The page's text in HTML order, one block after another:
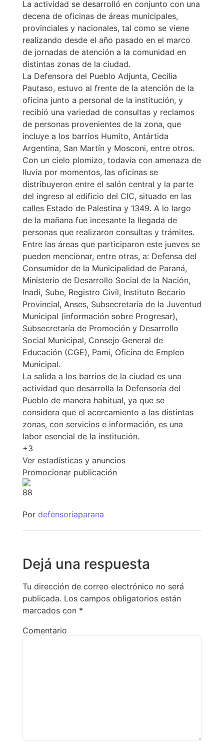
La actividad se desarrolló en conjunto con una
decena de oficinas de áreas municipales,
provinciales y nacionales, tal como se viene
realizando desde el año pasado en el marco
de jornadas de atención a la comunidad en
distintas zonas de la ciudad.
La Defensora del Pueblo Adjunta, Cecilia
Pautaso, estuvo al frente de la atención de la
oficina junto a personal de la institución, y
recibió una variedad de consultas y reclamos
de personas provenientes de la zona, que
incluye a los barrios Humito, Antártida
Argentina, San Martín y Mosconi, entre otros.
Con un cielo plomizo, todavía con amenaza de
lluvia por momentos, las oficinas se
distribuyeron entre el salón central y la parte
del ingreso al edificio del CIC, situado en las
calles Estado de Palestina y 1349. A lo largo
de la mañana fue incesante la llegada de
personas que realizaron consultas y trámites.
Entre las áreas que participaron este jueves se
pueden mencionar, entre otras, a: Defensa del
Consumidor de la Municipalidad de Paraná,
Ministerio de Desarrollo Social de la Nación,
Inadi, Sube, Registro Civil, Instituto Becario
Provincial, Anses, Subsecretaría de la Juventud
Municipal (información sobre Progresar),
Subsecretaría de Promoción y Desarrollo
Social Municipal, Consejo General de
Educación (CGE), Pami, Oficina de Empleo
Municipal.
La salida a los barrios de la ciudad es una
actividad que desarrolla la Defensoría del
Pueblo de manera habitual, ya que se
considera que el acercamiento a las distintas
zonas, con servicios e información, es una
labor esencial de la institución.
+3
Ver estadísticas y anuncios
Promocionar publicación
88
Por defensoriaparana
Dejá una respuesta
Tu dirección de correo electrónico no será
publicada. Los campos obligatorios están
marcados con *
Comentario